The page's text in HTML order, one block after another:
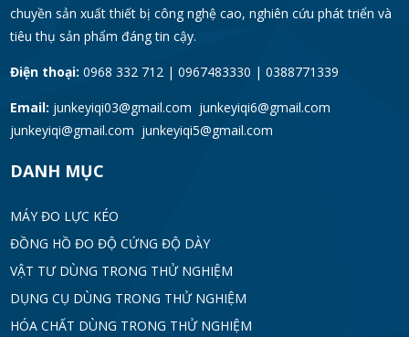
chuyền sản xuất thiết bị công nghệ cao, nghiên cứu phát triển và
tiêu thụ sản phẩm đáng tin cậy.
Điện thoại: 0968 332 712 | 0967483330 | 0388771339
Email: junkeyiqi03@gmail.com junkeyiqi6@gmail.com
junkeyiqi@gmail.com junkeyiqi5@gmail.com
DANH MỤC
MÁY ĐO LỰC KÉO
ĐỒNG HỒ ĐO ĐỘ CỨNG ĐỘ DÀY
VẬT TƯ DÙNG TRONG THỬ NGHIỆM
DỤNG CỤ DÙNG TRONG THỬ NGHIỆM
HÓA CHẤT DÙNG TRONG THỬ NGHIỆM